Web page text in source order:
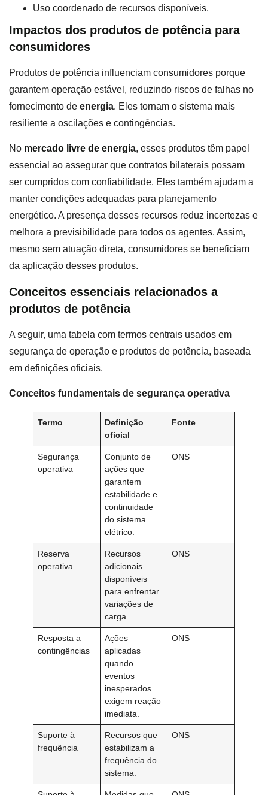
Uso coordenado de recursos disponíveis.
Impactos dos produtos de potência para
consumidores
Produtos de potência influenciam consumidores porque
garantem operação estável, reduzindo riscos de falhas no
fornecimento de energia. Eles tornam o sistema mais
resiliente a oscilações e contingências.
No mercado livre de energia, esses produtos têm papel
essencial ao assegurar que contratos bilaterais possam
ser cumpridos com confiabilidade. Eles também ajudam a
manter condições adequadas para planejamento
energético. A presença desses recursos reduz incertezas e
melhora a previsibilidade para todos os agentes. Assim,
mesmo sem atuação direta, consumidores se beneficiam
da aplicação desses produtos.
Conceitos essenciais relacionados a
produtos de potência
A seguir, uma tabela com termos centrais usados em
segurança de operação e produtos de potência, baseada
em definições oficiais.
Conceitos fundamentais de segurança operativa
Termo
Definição
oficial
Fonte
Segurança
operativa
Conjunto de
ações que
garantem
estabilidade e
continuidade
do sistema
elétrico.
ONS
Reserva
operativa
Recursos
adicionais
disponíveis
para enfrentar
variações de
carga.
ONS
Resposta a
contingências
Ações
aplicadas
quando
eventos
inesperados
exigem reação
imediata.
ONS
Suporte à
frequência
Recursos que
estabilizam a
frequência do
sistema.
ONS